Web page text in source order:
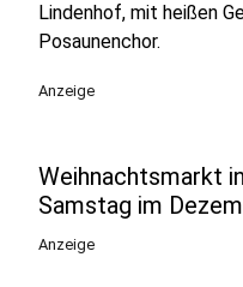
Lindenhof, mit heißen
Posaunenchor.
Anzeige
Weihnachtsmarkt
Samstag im
Anzeige